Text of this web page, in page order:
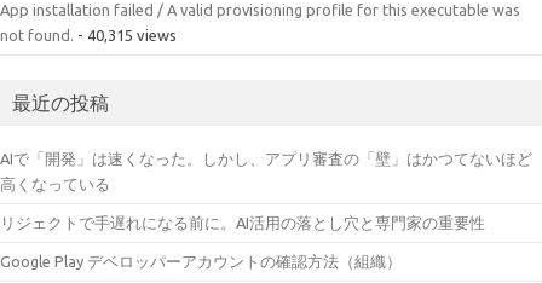
App installation failed / A valid provisioning profile for this executable was
not found. - 40,315 views
最近の投稿
AIで「開発」は速くなった。しかし、アプリ審査の「壁」はかつてないほど
高くなっている
リジェクトで手遅れになる前に。AI活用の落とし穴と専門家の重要性
Google Play デベロッパーアカウントの確認方法（組織）